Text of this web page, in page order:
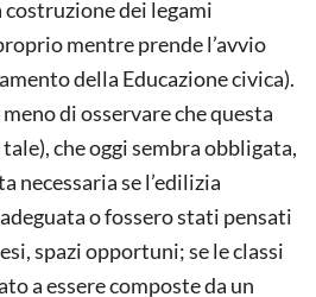
dei legami
mentre prende l’avvio
della Educazione civica).
di osservare che questa
che oggi sembra obbligata,
necessaria se l’edilizia
o fossero stati pensati
spazi opportuni; se le classi
a essere composte da un